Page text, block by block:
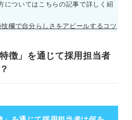
についてはこちらの記事で詳しく紹
欄で自分らしさをアピールするコツ
徴」を通じて採用担当者